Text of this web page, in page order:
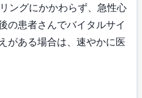
ングにかかわらず、急性心
の患者さんでバイタルサイ
がある場合は、速やかに医